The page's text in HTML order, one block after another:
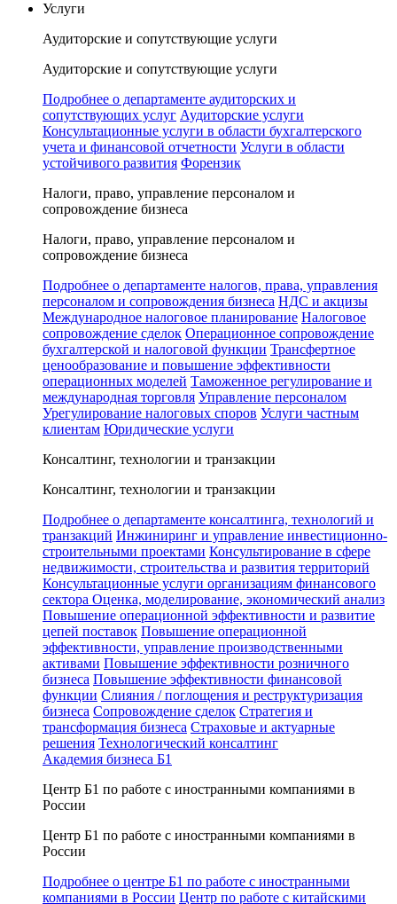
Услуги
Аудиторские и сопутствующие услуги
Аудиторские и сопутствующие услуги
Подробнее о департаменте аудиторских и
сопутствующих услуг Аудиторские услуги
Консультационные услуги в области бухгалтерского
учета и финансовой отчетности Услуги в области
устойчивого развития Форензик
Налоги, право, управление персоналом и
сопровождение бизнеса
Налоги, право, управление персоналом и
сопровождение бизнеса
Подробнее о департаменте налогов, права, управления
персоналом и сопровождения бизнеса НДС и акцизы
Международное налоговое планирование Налоговое
сопровождение сделок Операционное сопровождение
бухгалтерской и налоговой функции Трансфертное
ценообразование и повышение эффективности
операционных моделей Таможенное регулирование и
международная торговля Управление персоналом
Урегулирование налоговых споров Услуги частным
клиентам Юридические услуги
Консалтинг, технологии и транзакции
Консалтинг, технологии и транзакции
Подробнее о департаменте консалтинга, технологий и
транзакций Инжиниринг и управление инвестиционно-
строительными проектами Консультирование в сфере
недвижимости, строительства и развития территорий
Консультационные услуги организациям финансового
сектора Оценка, моделирование, экономический анализ
Повышение операционной эффективности и развитие
цепей поставок Повышение операционной
эффективности, управление производственными
активами Повышение эффективности розничного
бизнеса Повышение эффективности финансовой
функции Слияния / поглощения и реструктуризация
бизнеса Сопровождение сделок Стратегия и
трансформация бизнеса Страховые и актуарные
решения Технологический консалтинг
Академия бизнеса Б1
Центр Б1 по работе с иностранными компаниями в
России
Центр Б1 по работе с иностранными компаниями в
России
Подробнее о центре Б1 по работе с иностранными
компаниями в России Центр по работе с китайскими